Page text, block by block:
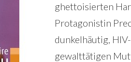
ghettoisierten
Protagonistin
dunkelhäutig,
gewalttätigen